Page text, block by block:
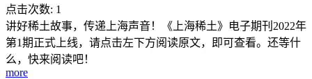
点击次数: 1
讲好稀土故事，传递上海声音！《上海稀土》电子期刊2022年
第1期正式上线，请点击左下方阅读原文，即可查看。还等什
么，快来阅读吧！
more